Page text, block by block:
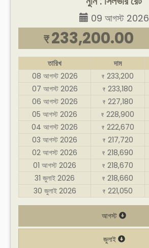
09 আগস্ট 2026
₹ 233,200.00
তারিখ দাম
08 আগস্ট 2026
₹ 233,200
07 আগস্ট 2026
₹ 233,180
06 আগস্ট 2026
₹ 227,180
05 আগস্ট 2026
₹ 228,900
04 আগস্ট 2026
₹ 222,670
03 আগস্ট 2026
₹ 217,720
02 আগস্ট 2026
₹ 218,690
01 আগস্ট 2026
₹ 218,670
31 জুলাই 2026
₹ 218,660
30 জুলাই 2026
₹ 221,050
আগস্ট
জুলাই